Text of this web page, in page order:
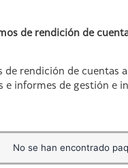
de rendición de
de rendición de cuentas
e informes de gestión e
No se han encontrado